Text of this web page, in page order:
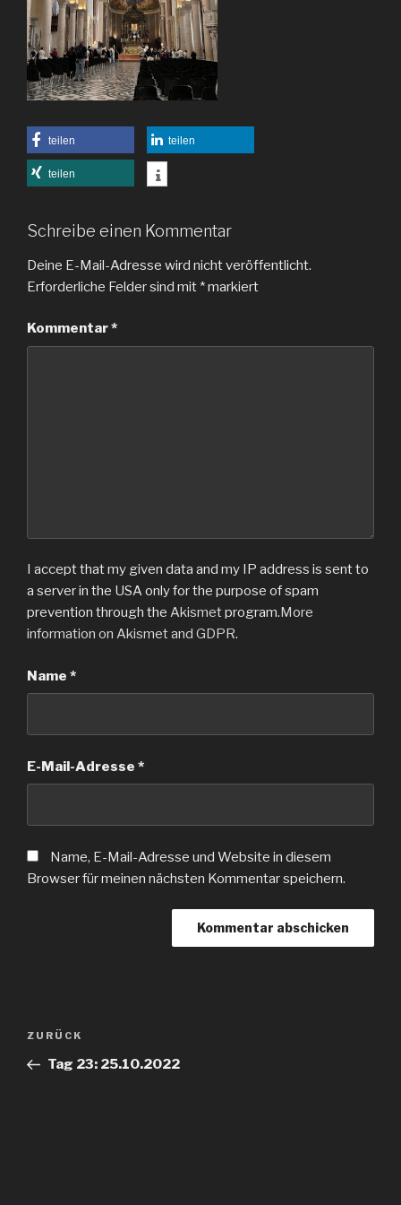
teilen teilen
teilen
Schreibe einen Kommentar
Deine E-Mail-Adresse wird nicht veröffentlicht.
Erforderliche Felder sind mit *markiert
Kommentar*
I accept that my given data and my IP address is sent to
a server in the USA only for the purpose of spam
prevention through the Akismetprogram.More
information on Akismet and GDPR.
Name *
E-Mail-Adresse *
Name, E-Mail-Adresse und Website in diesem
Browser für meinen nächsten Kommentar speichern.
Beitragsnavigation
Vorheriger
Beitrag
ZURÜCK
Tag 23: 25.10.2022